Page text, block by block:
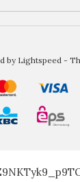
by Lightspeed -